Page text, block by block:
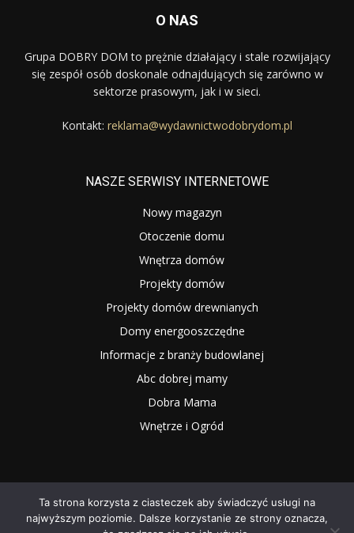
O NAS
Grupa DOBRY DOM to prężnie działający i stale rozwijający
się zespół osób doskonale odnajdujących się zarówno w
sektorze prasowym, jak i w sieci.
Kontakt: reklama@wydawnictwodobrydom.pl
NASZE SERWISY INTERNETOWE
Nowy magazyn
Otoczenie domu
Wnętrza domów
Projekty domów
Projekty domów drewnianych
Domy energooszczędne
Informacje z branży budowlanej
Abc dobrej mamy
Dobra Mama
Wnętrze i Ogród
Ta strona korzysta z ciasteczek aby świadczyć usługi na
najwyższym poziomie. Dalsze korzystanie ze strony oznacza,